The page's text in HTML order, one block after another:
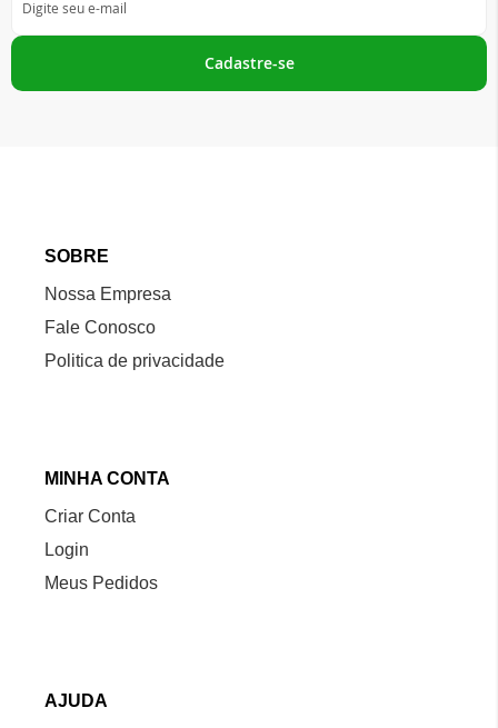
se
na
Newsletter:
Cadastre-se
SOBRE
Nossa Empresa
Fale Conosco
Politica de privacidade
MINHA CONTA
Criar Conta
Login
Meus Pedidos
AJUDA